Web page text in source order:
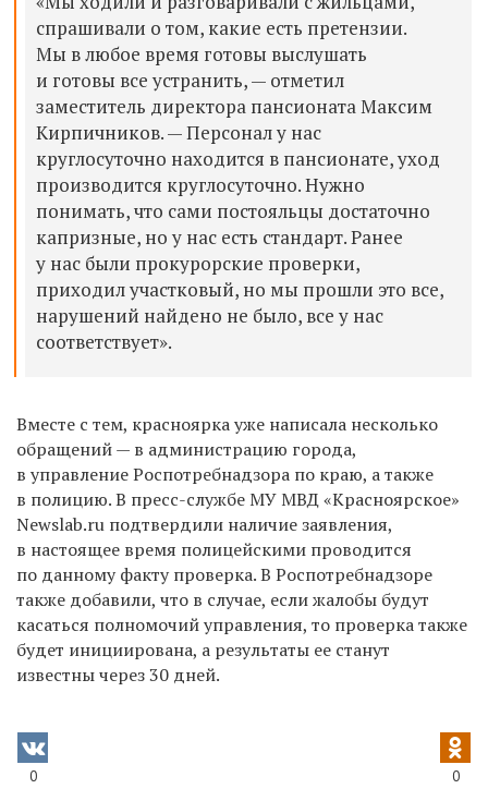
спрашивали о том, какие есть претензии.
Мы в любое время готовы выслушать
и готовы все устранить, — отметил
заместитель директора пансионата Максим
Кирпичников. — Персонал у нас
круглосуточно находится в пансионате, уход
производится круглосуточно. Нужно
понимать, что сами постояльцы достаточно
капризные, но у нас есть стандарт. Ранее
у нас были прокурорские проверки,
приходил участковый, но мы прошли это все,
нарушений найдено не было, все у нас
соответствует».
Вместе с тем, красноярка уже написала несколько
обращений — в администрацию города,
в управление Роспотребнадзора по краю, а также
в полицию. В пресс-службе МУ МВД «Красноярское»
Newslab.ru подтвердили наличие заявления,
в настоящее время полицейскими проводится
по данному факту проверка. В Роспотребнадзоре
также добавили, что в случае, если жалобы будут
касаться полномочий управления, то проверка также
будет инициирована, а результаты ее станут
известны через 30 дней.
0 0